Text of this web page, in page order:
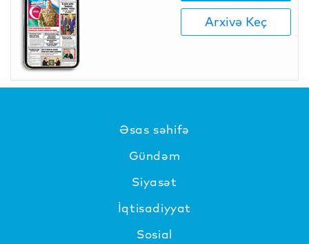
Arxivə Keç
Əsas səhifə
Gündəm
Siyasət
İqtisadiyyat
Sosial